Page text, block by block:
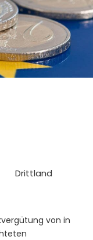
Drittland
von in